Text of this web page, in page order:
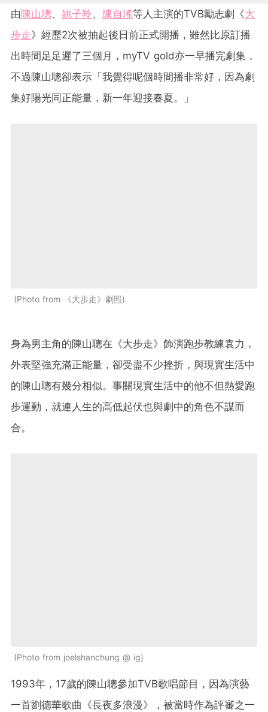
由陳山聰、 姚子羚、 陳自瑤等人主演的TVB勵志劇《大
步走》經歷2次被抽起後日前正式開播，雖然比原訂播
出時間足足遲了三個月，myTV gold亦一早播完劇集，
不過陳山聰卻表示「我覺得呢個時間播非常好，因為劇
集好陽光同正能量，新一年迎接春夏。」
Photo from 《大步走》劇照
身為男主角的陳山聰在《大步走》飾演跑步教練袁力，
外表堅強充滿正能量，卻受盡不少挫折，與現實生活中
的陳山聰有幾分相似。事關現實生活中的他不但熱愛跑
步運動，就連人生的高低起伏也與劇中的角色不謀而
合。
Photo from joelshanchung @ ig
1993年，17歲的陳山聰參加TVB歌唱節目，因為演藝
一首劉德華歌曲《長夜多浪漫》，被當時作為評審之一